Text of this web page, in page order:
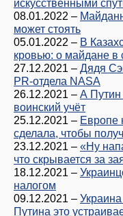
искусственными
08.01.2022 –
может стоять
05.01.2022 – В
кровью: о майдане в
27.12.2021 – Дядя
PR-отдела NASA
26.12.2021 – А Путин
воинский учёт
25.12.2021 – Европе
сделала, чтобы
23.12.2021 – «Ну
что скрывается за
18.12.2021 –
налогом
09.12.2021 –
Путина это